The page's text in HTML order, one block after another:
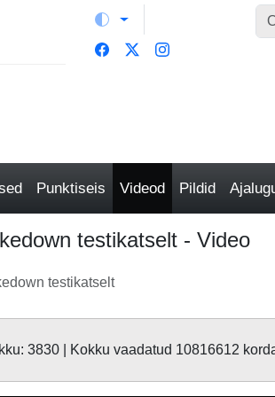
Punktiseis Videod Pildid
testikatselt - Video
testikatselt
3830 | Kokku vaadatud 10816612